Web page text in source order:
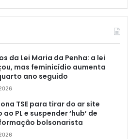
da Lei Maria da Penha: a lei
mas feminicídio aumenta
ano seguido
TSE para tirar do ar site
PL e suspender ‘hub’ de
bolsonarista